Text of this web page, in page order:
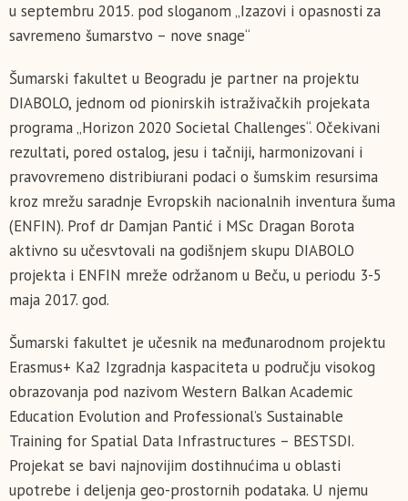
u septembru 2015. pod sloganom „Izazovi i opasnosti za
savremeno šumarstvo – nove snage“
Šumarski fakultet u Beogradu je partner na projektu
DIABOLO, jednom od pionirskih istraživačkih projekata
programa „Horizon 2020 Societal Challenges“. Očekivani
rezultati, pored ostalog, jesu i tačniji, harmonizovani i
pravovremeno distribiurani podaci o šumskim resursima
kroz mrežu saradnje Evropskih nacionalnih inventura šuma
(ENFIN). Prof dr Damjan Pantić i MSc Dragan Borota
aktivno su učesvtovali na godišnjem skupu DIABOLO
projekta i ENFIN mreže održanom u Beču, u periodu 3-5
maja 2017. god.
Šumarski fakultet je učesnik na međunarodnom projektu
Erasmus+ Ka2 Izgradnja kaspaciteta u području visokog
obrazovanja pod nazivom Western Balkan Academic
Education Evolution and Professional’s Sustainable
Training for Spatial Data Infrastructures – BESTSDI.
Projekat se bavi najnovijim dostihnućima u oblasti
upotrebe i deljenja geo-prostornih podataka. U njemu